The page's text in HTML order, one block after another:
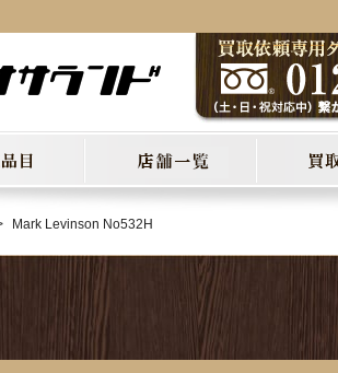
Mark Levinson No532H